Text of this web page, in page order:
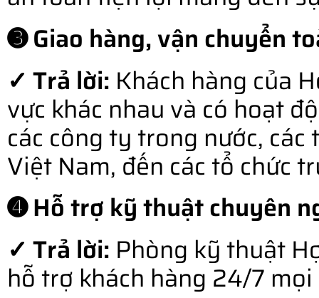
➌ Giao hàng, vận chuyển
✓ Trả lời: Khách hàng của
vực khác nhau và có hoạt
các công ty trong nước,
Việt Nam, đến các tổ chức
➍ Hỗ trợ kỹ thuật chuyên
✓ Trả lời: Phòng kỹ thuật
hỗ trợ khách hàng 24/7 mọi